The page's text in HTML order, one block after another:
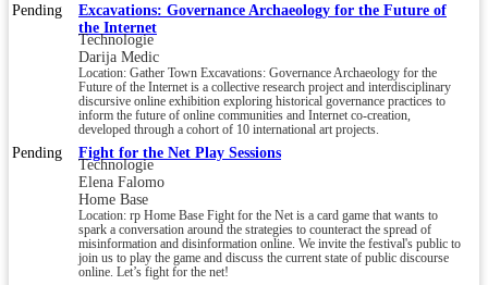
Pending
Excavations: Governance Archaeology for the Future of
the Internet
Technologie
Darija Medic
Location: Gather Town Excavations: Governance Archaeology for the
Future of the Internet is a collective research project and interdisciplinary
discursive online exhibition exploring historical governance practices to
inform the future of online communities and Internet co-creation,
developed through a cohort of 10 international art projects.
Pending Fight for the Net Play Sessions
Technologie
Elena Falomo
Home Base
Location: rp Home Base Fight for the Net is a card game that wants to
spark a conversation around the strategies to counteract the spread of
misinformation and disinformation online. We invite the festival's public to
join us to play the game and discuss the current state of public discourse
online. Let’s fight for the net!